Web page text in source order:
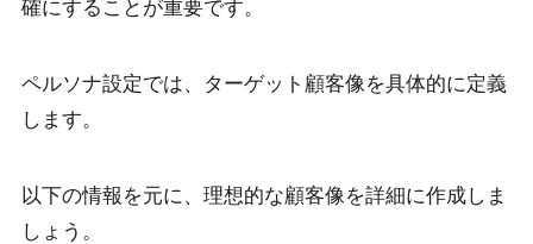
確にすることが重要です。
ペルソナ設定では、ターゲット顧客像を具体的に定義
します。
以下の情報を元に、理想的な顧客像を詳細に作成しま
しょう。